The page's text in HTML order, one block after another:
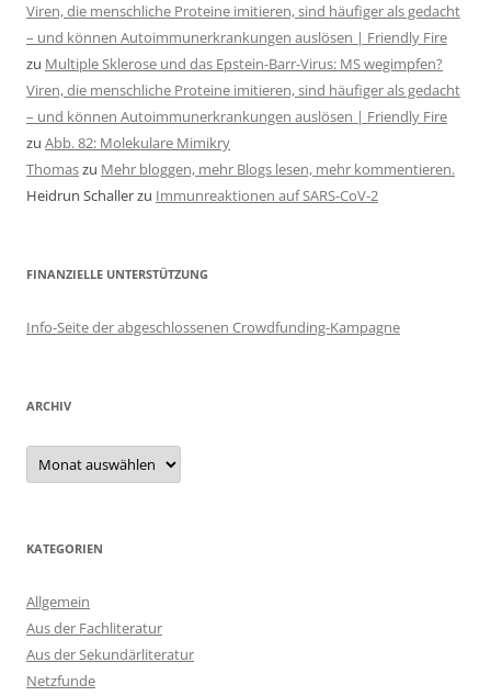
Viren, die menschliche Proteine imitieren, sind häufiger als gedacht
– und können Autoimmunerkrankungen auslösen | Friendly Fire
zu Multiple Sklerose und das Epstein-Barr-Virus: MS wegimpfen?
Viren, die menschliche Proteine imitieren, sind häufiger als gedacht
– und können Autoimmunerkrankungen auslösen | Friendly Fire
zu Abb. 82: Molekulare Mimikry
Thomaszu Mehr bloggen, mehr Blogs lesen, mehr kommentieren.
Heidrun Schallerzu Immunreaktionen auf SARS-CoV-2
FINANZIELLE UNTERSTÜTZUNG
Info-Seite der abgeschlossenen Crowdfunding-Kampagne
ARCHIV
Archiv
KATEGORIEN
Allgemein
Aus der Fachliteratur
Aus der Sekundärliteratur
Netzfunde